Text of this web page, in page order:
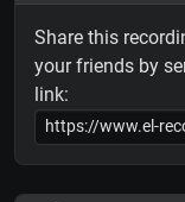
Share this
your friends by
link: